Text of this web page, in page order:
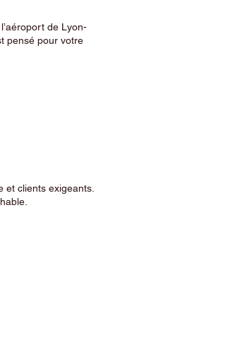
de Lyon-
pensé pour votre
et clients exigeants.